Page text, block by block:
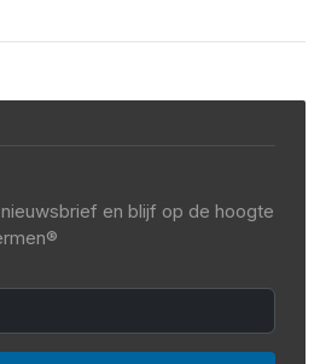
en blijf op de hoogte